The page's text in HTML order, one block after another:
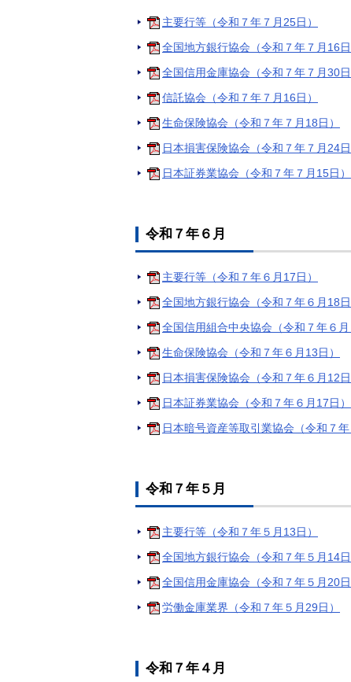
主要行等（令和７年７月25日）
全国地方銀行協会（令和７年７月16
全国信用金庫協会（令和７年７月30日
信託協会（令和７年７月16日）
生命保険協会（令和７年７月18日）
日本損害保険協会（令和７年７月24日
日本証券業協会（令和７年７月15日）
令和７年６月
主要行等（令和７年６月17日）
全国地方銀行協会（令和７年６月18
全国信用組合中央協会（令和７年６月
生命保険協会（令和７年６月13日）
日本損害保険協会（令和７年６月12日
日本証券業協会（令和７年６月17日）
日本暗号資産等取引業協会（令和７年
令和７年５月
主要行等（令和７年５月13日）
全国地方銀行協会（令和７年５月14
全国信用金庫協会（令和７年５月20日
労働金庫業界（令和７年５月29日）
令和７年４月